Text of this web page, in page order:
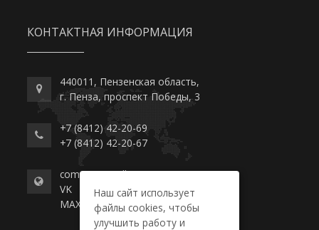
КОНТАКТНАЯ ИНФОРМАЦИЯ
440011, Пензенская область,
г. Пенза, проспект Победы, 3
+7 (8412) 42-20-69
+7 (8412) 42-20-67
commerce-college.ru
VK
MAX
Наш сайт использует
файлы cookies, чтобы
улучшить работу и